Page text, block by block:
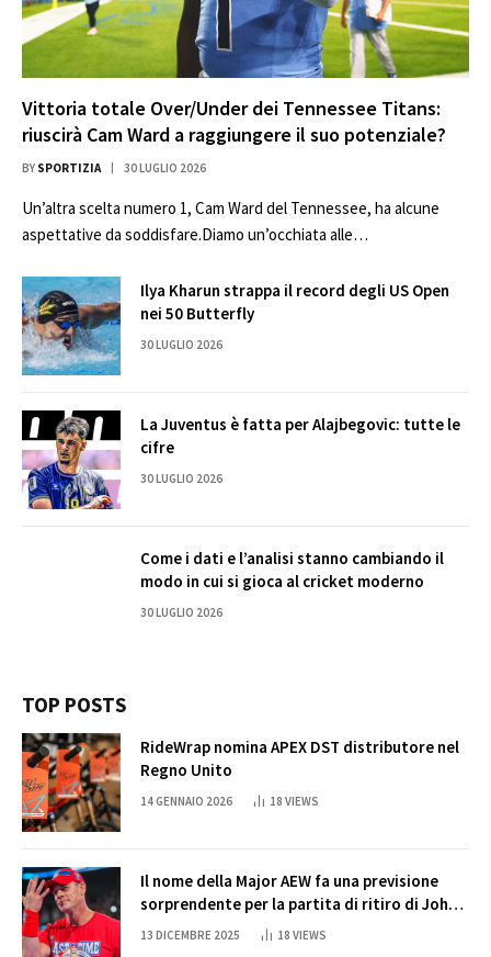
Vittoria totale Over/Under dei Tennessee Titans:
riuscirà Cam Ward a raggiungere il suo potenziale?
BY SPORTIZIA 30 LUGLIO 2026
Un’altra scelta numero 1, Cam Ward del Tennessee, ha alcune
aspettative da soddisfare.Diamo un’occhiata alle…
Ilya Kharun strappa il record degli US Open
nei 50 Butterfly
30 LUGLIO 2026
La Juventus è fatta per Alajbegovic: tutte le
cifre
30 LUGLIO 2026
Come i dati e l’analisi stanno cambiando il
modo in cui si gioca al cricket moderno
30 LUGLIO 2026
TOP POSTS
RideWrap nomina APEX DST distributore nel
Regno Unito
14 GENNAIO 2026 18 VIEWS
Il nome della Major AEW fa una previsione
sorprendente per la partita di ritiro di John
Cena
13 DICEMBRE 2025 18 VIEWS